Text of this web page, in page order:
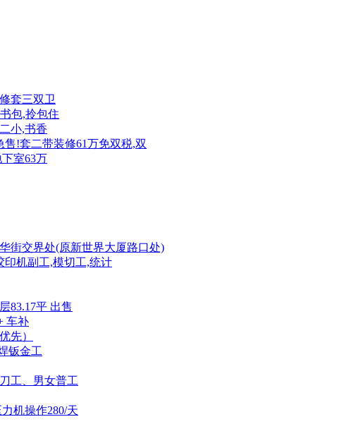
套三双卫
包,拎包住
小,书香
售!套二带装修61万免双税,双
室63万
街交界处(原新世界大厦路口处)
印机副工,模切工,统计
83.17平 出售
车补
先）
钣金工
工、男女普工
机操作280/天